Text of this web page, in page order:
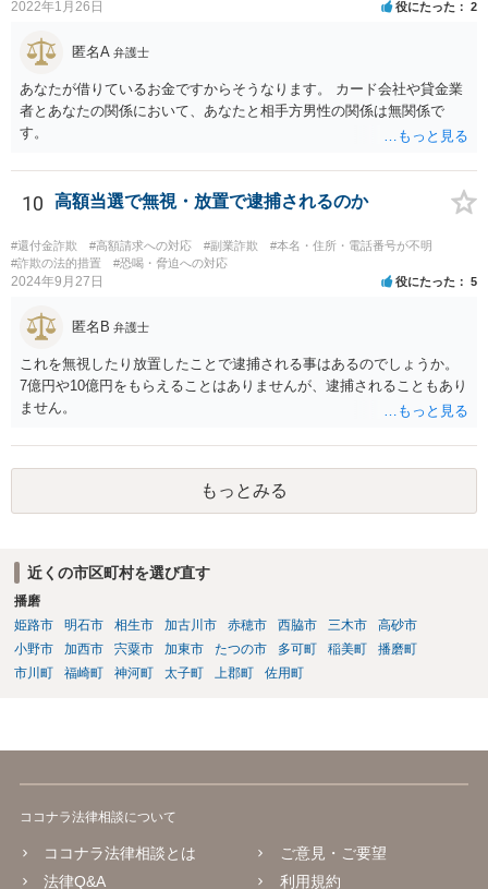
2022年1月26日 役にたった 2
匿名A 弁護士
あなたが借りているお金ですからそうなります。 カード会社や貸金業
者とあなたの関係において、あなたと相手方男性の関係は無関係で
す。
10 高額当選で無視・放置で逮捕されるのか
#還付金詐欺 #高額請求への対応 #副業詐欺
#本名・住所・電話番号が不明
#詐欺の法的措置
#恐喝・脅迫への対応
2024年9月27日 役にたった 5
匿名B 弁護士
これを無視したり放置したことで逮捕される事はあるのでしょうか。
7億円や10億円をもらえることはありませんが、逮捕されることもあり
ません。
もっとみる
近くの市区町村を選び直す
播磨
姫路市
明石市 相生市 加古川市 赤穂市 西脇市 三木市
高砂市
小野市
加西市 宍粟市 加東市 たつの市 多可町 稲美町
播磨町
市川町
福崎町 神河町 太子町 上郡町 佐用町
ココナラ法律相談について
ココナラ法律相談とは
法律Q&A
ご意見・ご要望
利用規約